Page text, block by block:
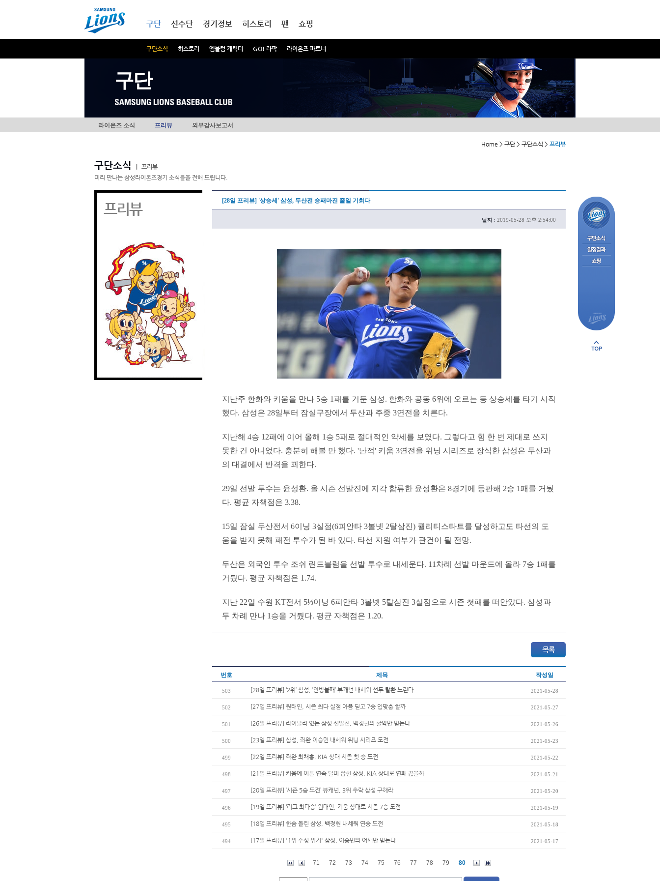
구단
구단소식 히스토리 엠블럼 캐릭터 GO! 라팍 라이온즈 파트너
선수단 경기정보 히스토리 팬 쇼핑
구단
라이온즈 소식 프리뷰 외부감사보고서
Home > 구단 > 구단소식 > 프리뷰
구단소식
프리뷰
미리 만나는 삼성라이온즈경기 소식들을 전해 드립니다.
프리뷰 [28일 프리뷰] '상승세' 삼성, 두산전 승패마진 줄일 기회다
날짜 : 2019-05-28 오후 2:54:00
지난주 한화와 키움을 만나 5승 1패를 거둔 삼성. 한화와 공동 6위에 오르는 등 상승세를 타기 시작
했다. 삼성은 28일부터 잠실구장에서 두산과 주중 3연전을 치른다.
지난해 4승 12패에 이어 올해 1승 5패로 절대적인 약세를 보였다. 그렇다고 힘 한 번 제대로 쓰지
못한 건 아니었다. 충분히 해볼 만 했다. '난적' 키움 3연전을 위닝 시리즈로 장식한 삼성은 두산과
의 대결에서 반격을 꾀한다.
29일 선발 투수는 윤성환. 올 시즌 선발진에 지각 합류한 윤성환은 8경기에 등판해 2승 1패를 거뒀
다. 평균 자책점은 3.38.
15일 잠실 두산전서 6이닝 3실점(6피안타 3볼넷 2탈삼진) 퀄리티스타트를 달성하고도 타선의 도
움을 받지 못해 패전 투수가 된 바 있다. 타선 지원 여부가 관건이 될 전망.
두산은 외국인 투수 조쉬 린드블럼을 선발 투수로 내세운다. 11차례 선발 마운드에 올라 7승 1패를
거뒀다. 평균 자책점은 1.74.
지난 22일 수원 KT전서 5⅓이닝 6피안타 3볼넷 5탈삼진 3실점으로 시즌 첫패를 떠안았다. 삼성과
두 차례 만나 1승을 거뒀다. 평균 자책점은 1.20.
번호 제목 작성일
503 [28일 프리뷰] ‘2위’ 삼성, ’안방불패’ 뷰캐넌 내세워 선두 탈환 노린다 2021-05-28
502 [27일 프리뷰] 원태인, 시즌 최다 실점 아픔 딛고 7승 입맞춤 할까 2021-05-27
501 [26일 프리뷰] 라이블리 없는 삼성 선발진, 백정현의 활약만 믿는다 2021-05-26
500 [23일 프리뷰] 삼성, 좌완 이승민 내세워 위닝 시리즈 도전 2021-05-23
499 [22일 프리뷰] 좌완 최채흥, KIA 상대 시즌 첫 승 도전 2021-05-22
498 [21일 프리뷰] 키움에 이틀 연속 덜미 잡힌 삼성, KIA 상대로 연패 끊을까 2021-05-21
497 [20일 프리뷰] ‘시즌 5승 도전’ 뷰캐넌, 3위 추락 삼성 구해라 2021-05-20
496 [19일 프리뷰] ‘리그 최다승’ 원태인, 키움 상대로 시즌 7승 도전 2021-05-19
495 [18일 프리뷰] 한숨 돌린 삼성, 백정현 내세워 연승 도전 2021-05-18
494 [17일 프리뷰] '1위 수성 위기' 삼성, 이승민의 어깨만 믿는다 2021-05-17
71 72 73 74 75 76 77 78 79 80